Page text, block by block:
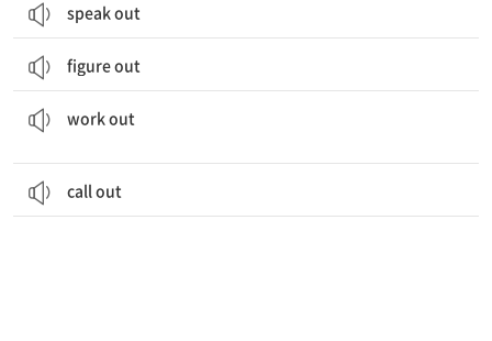
speak out
figure out
work out
call out